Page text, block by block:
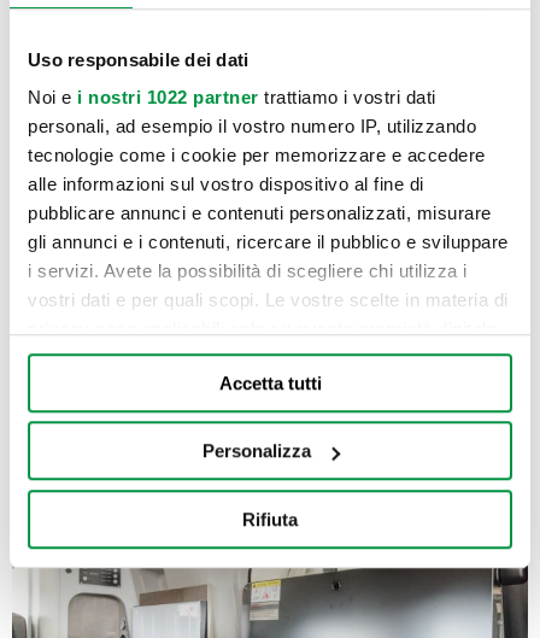
Uso responsabile dei dati
Noi e i nostri 1022 partner trattiamo i vostri dati
personali, ad esempio il vostro numero IP, utilizzando
tecnologie come i cookie per memorizzare e accedere
alle informazioni sul vostro dispositivo al fine di
pubblicare annunci e contenuti personalizzati, misurare
gli annunci e i contenuti, ricercare il pubblico e sviluppare
i servizi. Avete la possibilità di scegliere chi utilizza i
vostri dati e per quali scopi. Le vostre scelte in materia di
in cui avete effettuato le vostre scelte. È possibile
modificare o revocare il proprio consenso in qualsiasi
momento dalla Dichiarazione sui cookie o facendo clic
sull'icona di attivazione della privacy.
geografica, con un'approssimazione di qualche
metro,
Identificare il tuo dispositivo, scansionandolo
Accetta tutti
Personalizza
Rifiuta